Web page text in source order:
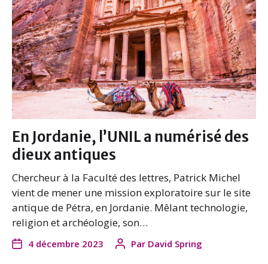
En Jordanie, l’UNIL a numérisé des
dieux antiques
Chercheur à la Faculté des lettres, Patrick Michel
vient de mener une mission exploratoire sur le site
antique de Pétra, en Jordanie. Mêlant technologie,
religion et archéologie, son…
4 décembre 2023 Par David Spring